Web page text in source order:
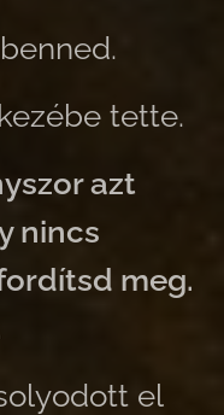
tette.
azt
nincs
meg.
el